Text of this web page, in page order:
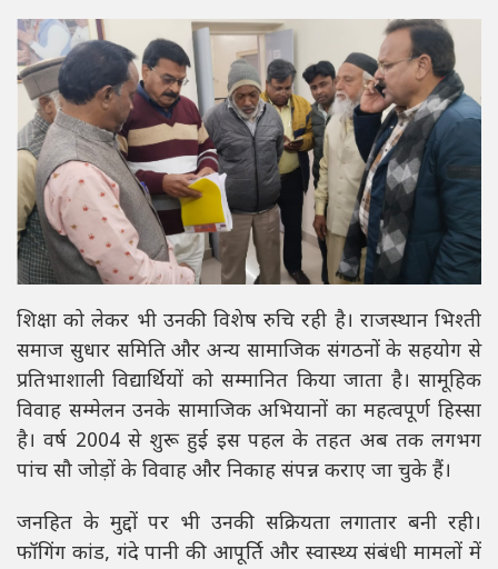
शिक्षा को लेकर भी उनकी विशेष रुचि रही है। राजस्थान भिश्ती
समाज सुधार समिति और अन्य सामाजिक संगठनों के सहयोग से
प्रतिभाशाली विद्यार्थियों को सम्मानित किया जाता है। सामूहिक
विवाह सम्मेलन उनके सामाजिक अभियानों का महत्वपूर्ण हिस्सा
है। वर्ष 2004 से शुरू हुई इस पहल के तहत अब तक लगभग
पांच सौ जोड़ों के विवाह और निकाह संपन्न कराए जा चुके हैं।
जनहित के मुद्दों पर भी उनकी सक्रियता लगातार बनी रही।
फॉगिंग कांड, गंदे पानी की आपूर्ति और स्वास्थ्य संबंधी मामलों में